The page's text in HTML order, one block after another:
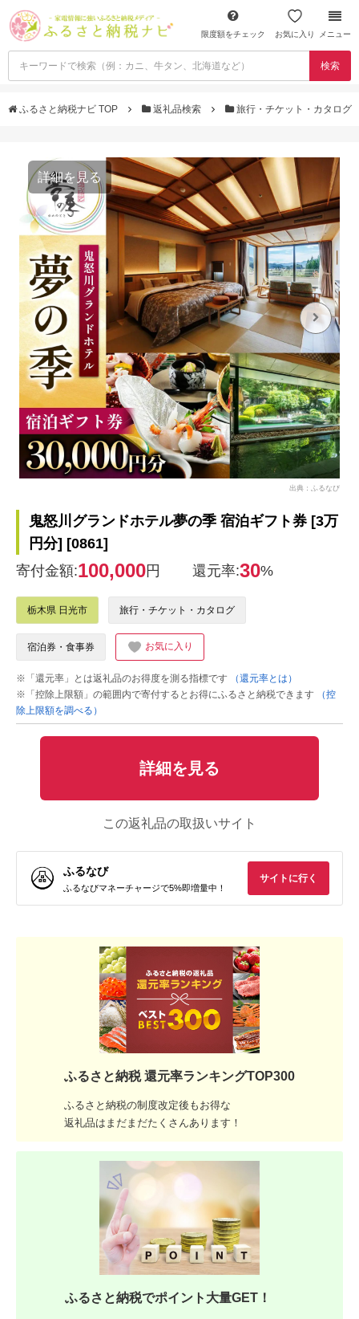
限度額をチェック お気に入り メニュー
検索
ふるさと納税ナビ TOP 返礼品検索 旅行・チケット・カタログ
詳細を見る
出典：ふるなび
鬼怒川グランドホテル夢の季 宿泊ギフト券 [3万
円分] [0861]
寄付金額:100,000円 還元率:30%
栃木県 日光市 旅行・チケット・カタログ
宿泊券・食事券 お気に入り
※「還元率」とは返礼品のお得度を測る指標です
（還元率とは）
※「控除上限額」の範囲内で寄付するとお得にふるさと納税できます
（控
除上限額を調べる）
詳細を見る
この返礼品の取扱いサイト
ふるなび
ふるなびマネーチャージで5%即増量中！
サイトに行く
ふるさと納税 還元率ランキングTOP300
ふるさと納税の制度改定後もお得な
返礼品はまだまだたくさんあります！
ふるさと納税でポイント大量GET！